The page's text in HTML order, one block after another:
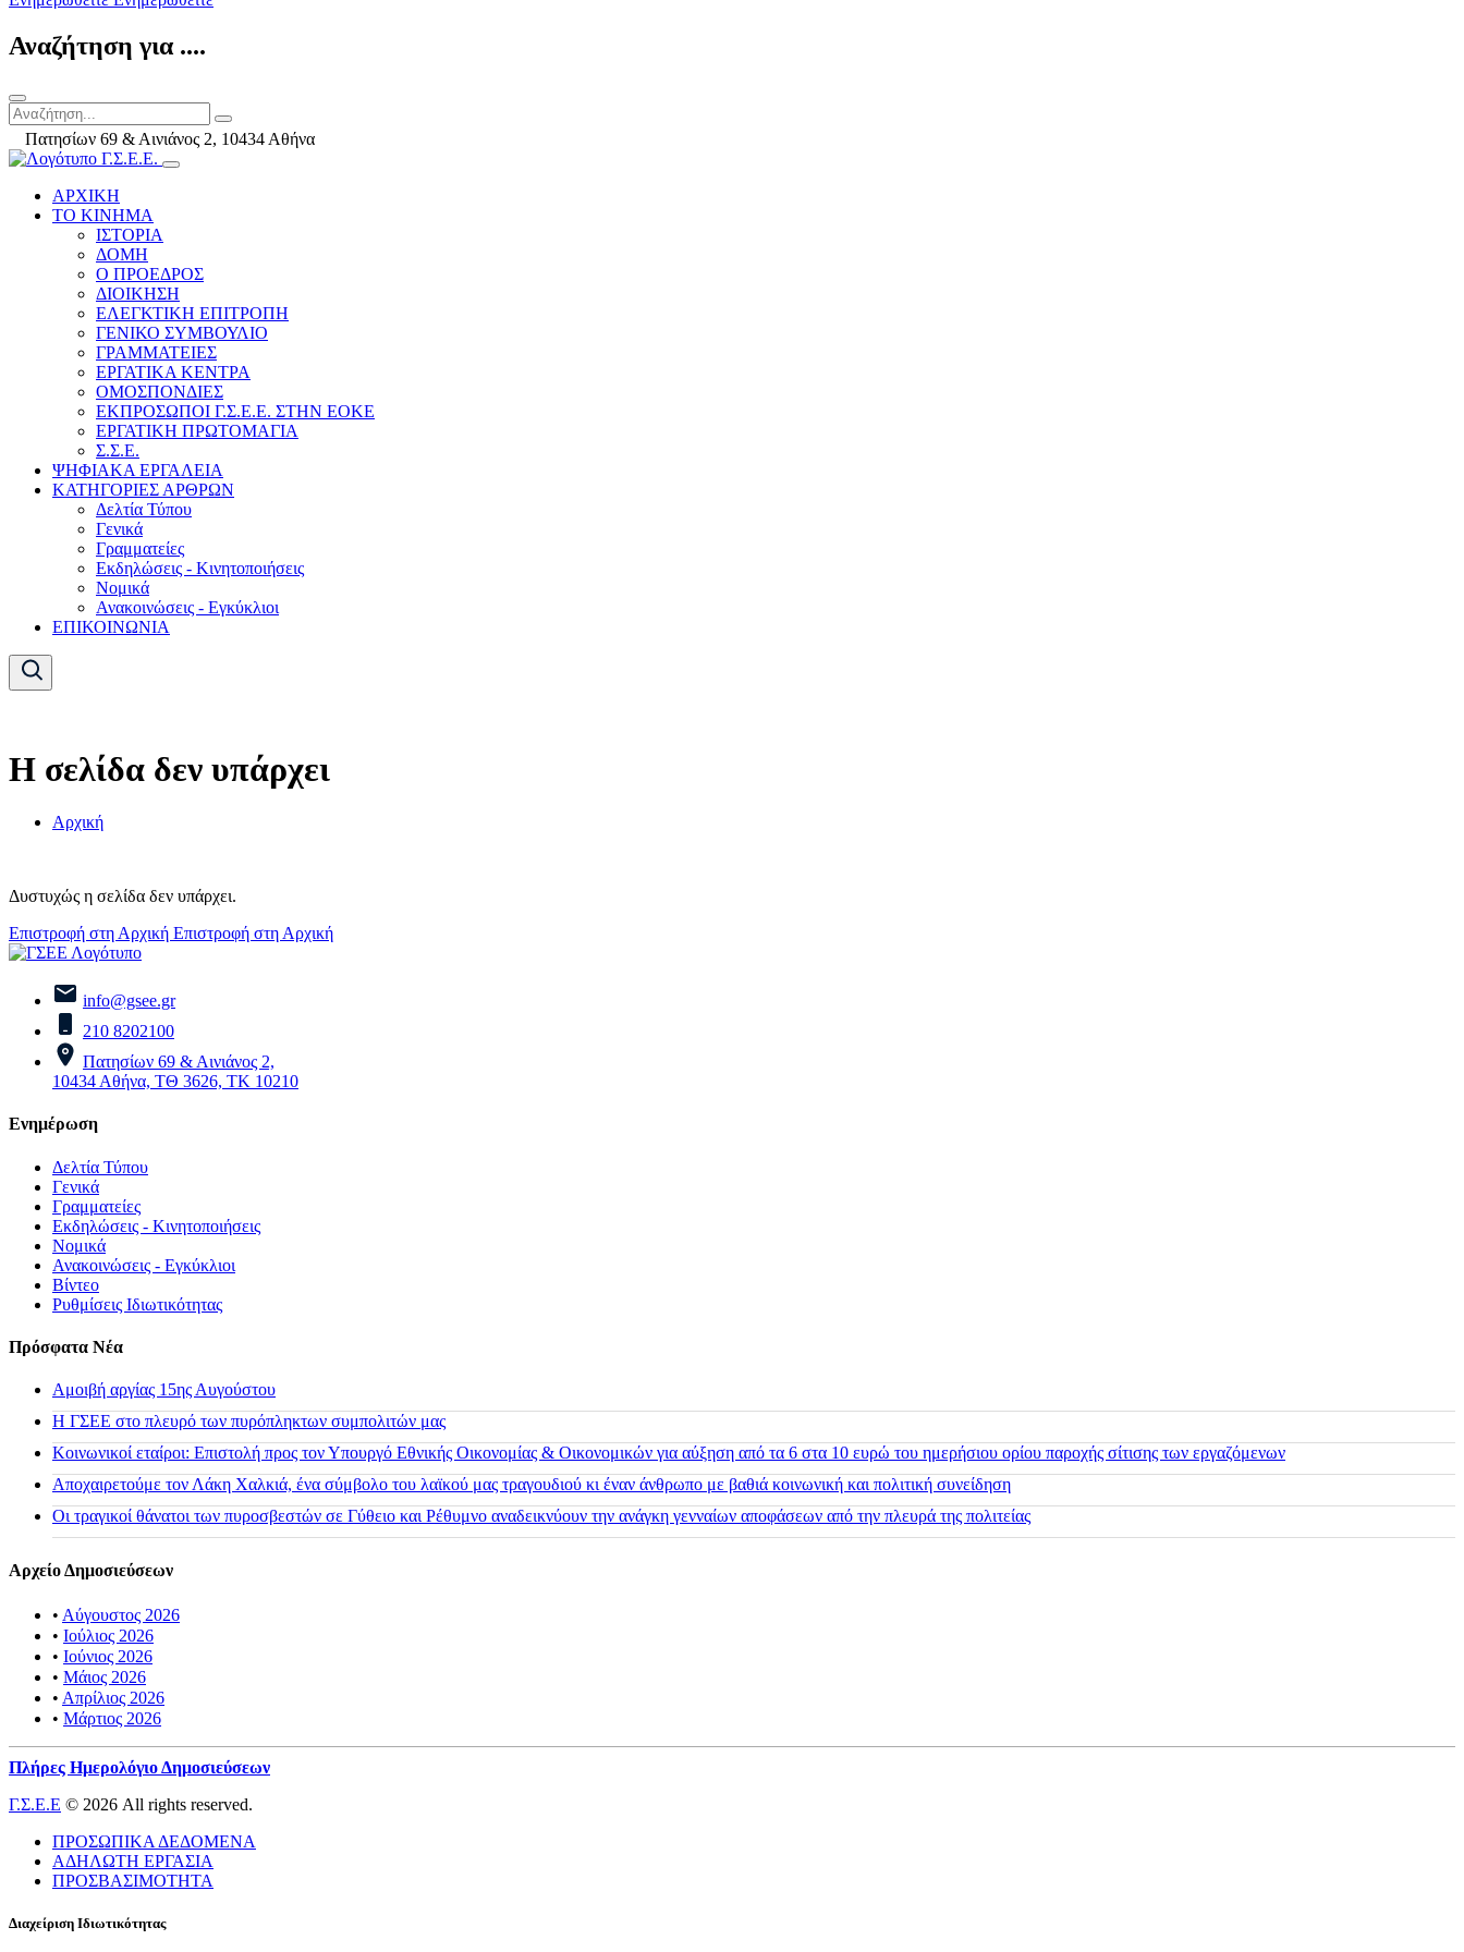
Αναζήτηση για ....
Πατησίων 69 & Αινιάνος 2, 10434 Αθήνα
ΑΡΧΙΚΗ
ΤΟ ΚΙΝΗΜΑ
ΙΣΤΟΡΙΑ
ΔΟΜΗ
Ο ΠΡΟΕΔΡΟΣ
ΔΙΟΙΚΗΣΗ
ΕΛΕΓΚΤΙΚΗ ΕΠΙΤΡΟΠΗ
ΓΕΝΙΚΟ ΣΥΜΒΟΥΛΙΟ
ΓΡΑΜΜΑΤΕΙΕΣ
ΕΡΓΑΤΙΚΑ ΚΕΝΤΡΑ
ΟΜΟΣΠΟΝΔΙΕΣ
ΕΚΠΡΟΣΩΠΟΙ Γ.Σ.Ε.Ε. ΣΤΗΝ ΕΟΚΕ
ΕΡΓΑΤΙΚΗ ΠΡΩΤΟΜΑΓΙΑ
Σ.Σ.Ε.
ΨΗΦΙΑΚΑ ΕΡΓΑΛΕΙΑ
ΚΑΤΗΓΟΡΙΕΣ ΑΡΘΡΩΝ
Δελτία Τύπου
Γενικά
Γραμματείες
Εκδηλώσεις - Κινητοποιήσεις
Νομικά
Ανακοινώσεις - Εγκύκλιοι
ΕΠΙΚΟΙΝΩΝΙΑ
Η σελίδα δεν υπάρχει
Αρχική
Δυστυχώς η σελίδα δεν υπάρχει.
Επιστροφή στη Αρχική Επιστροφή στη Αρχική
info@gsee.gr
210 8202100
Πατησίων 69 & Αινιάνος 2,
10434 Αθήνα, ΤΘ 3626, ΤΚ 10210
Ενημέρωση
Δελτία Τύπου
Γενικά
Γραμματείες
Εκδηλώσεις - Κινητοποιήσεις
Νομικά
Ανακοινώσεις - Εγκύκλιοι
Βίντεο
Ρυθμίσεις Ιδιωτικότητας
Πρόσφατα Νέα
Αμοιβή αργίας 15ης Αυγούστου
H ΓΣΕΕ στο πλευρό των πυρόπληκτων συμπολιτών μας
Κοινωνικοί εταίροι: Επιστολή προς τον Υπουργό Εθνικής Οικονομίας & Οικονομικών για αύξηση από τα 6 στα 10 ευρώ του ημερήσιου ορίου παροχής σίτισης των εργαζόμενων
Αποχαιρετούμε τον Λάκη Χαλκιά, ένα σύμβολο του λαϊκού μας τραγουδιού κι έναν άνθρωπο με βαθιά κοινωνική και πολιτική συνείδηση
Οι τραγικοί θάνατοι των πυροσβεστών σε Γύθειο και Ρέθυμνο αναδεικνύουν την ανάγκη γενναίων αποφάσεων από την πλευρά της πολιτείας
Αρχείο Δημοσιεύσεων
• Αύγουστος 2026
• Ιούλιος 2026
• Ιούνιος 2026
• Μάιος 2026
• Απρίλιος 2026
• Μάρτιος 2026
Πλήρες Ημερολόγιο Δημοσιεύσεων
Γ.Σ.Ε.Ε © 2026 All rights reserved.
ΠΡΟΣΩΠΙΚΑ ΔΕΔΟΜΕΝΑ
ΑΔΗΛΩΤΗ ΕΡΓΑΣΙΑ
ΠΡΟΣΒΑΣΙΜΟΤΗΤΑ
Διαχείριση Ιδιωτικότητας